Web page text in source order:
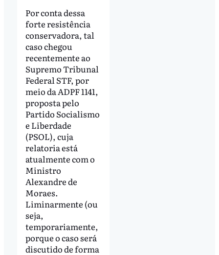
Por conta dessa
forte resistência
conservadora, tal
caso chegou
recentemente ao
Supremo Tribunal
Federal STF, por
meio da ADPF 1141,
proposta pelo
Partido Socialismo
e Liberdade
(PSOL), cuja
relatoria está
atualmente com o
Ministro
Alexandre de
Moraes.
Liminarmente (ou
seja,
temporariamente,
porque o caso será
discutido de forma